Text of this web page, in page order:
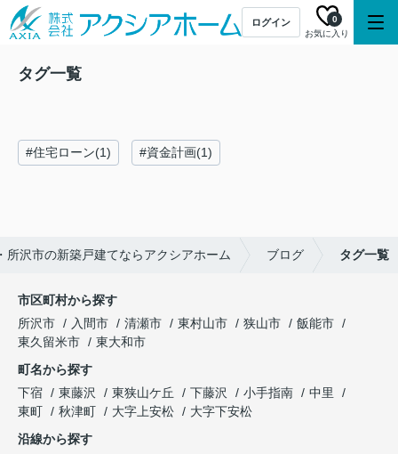
ログイン
お気に入り
0
タグ一覧
#住宅ローン(1) #資金計画(1)
所沢市の新築戸建てならアクシアホーム ブログ タグ一覧
市区町村から探す
所沢市
入間市 清瀬市 東村山市 狭山市
飯能市
東久留米市
東大和市
町名から探す
下宿
東藤沢 東狭山ケ丘 下藤沢 小手指南
中里
東町
秋津町 大字上安松
大字下安松
沿線から探す